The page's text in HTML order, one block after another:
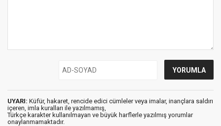
UYARI: Küfür, hakaret, rencide edici cümleler veya imalar, inançlara saldırı
içeren, imla kuralları ile yazılmamış,
Türkçe karakter kullanılmayan ve büyük harflerle yazılmış yorumlar
onaylanmamaktadır.